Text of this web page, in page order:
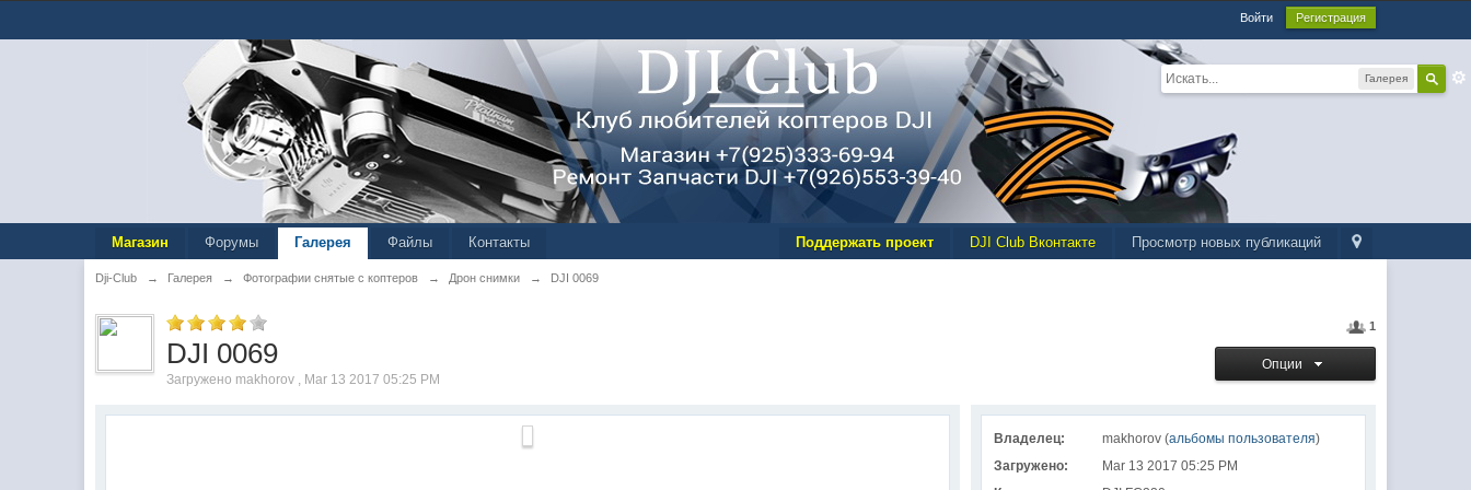
Войти Регистрация
Галерея
Просмотр новых публикаций
DJI Club Вконтакте
Поддержать проект
Магазин Форумы Галерея Файлы Контакты
Dji-Club → Галерея → Фотографии снятые с коптеров → Дрон снимки → DJI 0069
1
Опции
DJI 0069
Загружено makhorov , Mar 13 2017 05:25 PM
Владелец: makhorov (альбомы пользователя)
Загружено:
Mar 13 2017 05:25 PM